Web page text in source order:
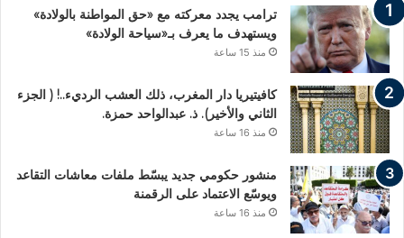
ترامب يجدد معركته مع «حق المواطنة بالولادة»
ويستهدف ما يعرف بـ«سياحة الولادة»
منذ 15 ساعة
كافيتيريا دار المغرب، ذلك العشب الرديء..! ( الجزء
الثاني والأخير). ذ. عبدالواحد حمزة.
منذ 16 ساعة
منشور حكومي جديد يبسّط ملفات معاشات التقاعد
ويوسّع الاعتماد على الرقمنة
منذ 16 ساعة